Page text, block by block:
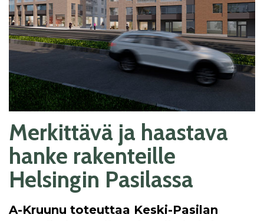
Merkittävä ja haastava
hanke rakenteille
Helsingin Pasilassa
A-Kruunu toteuttaa Keski-Pasilan